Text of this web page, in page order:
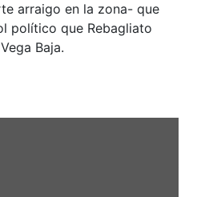
arraigo en la zona- que
político que Rebagliato
Baja.